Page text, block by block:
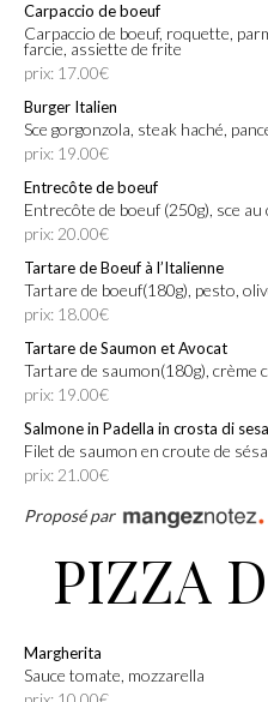
Carpaccio de boeuf
Carpaccio de boeuf, roquette, parmesan, câpron, pesto, poivron
farcie, assiette de frite
prix: 17.00€
Burger Italien
Sce gorgonzola, steak haché,
prix: 19.00€
Entrecôte de boeuf
Entrecôte de boeuf (250g), sce au
prix: 20.00€
Tartare de Boeuf à l’Italienne
Tartare de boeuf(180g), pesto,
prix: 18.00€
Tartare de Saumon et Avocat
Tartare de saumon(180g), crème
prix: 19.00€
Salmone in Padella in crosta di
Filet de saumon en croute de
prix: 21.00€
Proposé par
PIZZA
Margherita
Sauce tomate, mozzarella